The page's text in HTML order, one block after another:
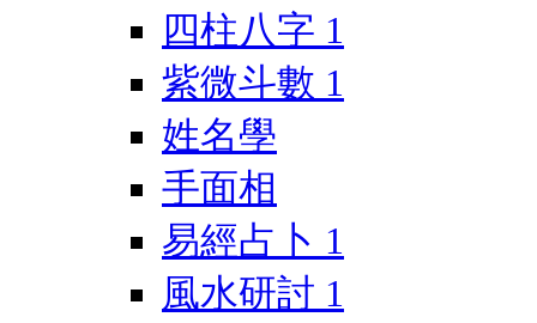
四柱八字 1
紫微斗數 1
姓名學
手面相
易經占卜 1
風水研討 1